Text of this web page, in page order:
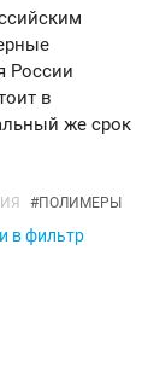
России
в
же срок
#ПОЛИМЕРЫ
в фильтр